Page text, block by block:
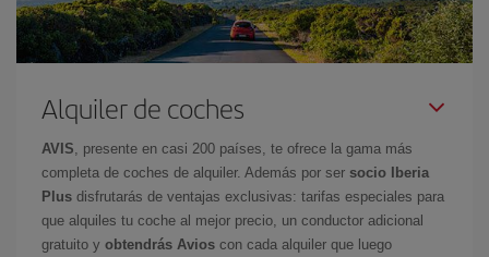
Alquiler de coches
AVIS , presente en casi 200 países, te ofrece la gama más
completa de coches de alquiler. Además por ser socio Iberia
Plus disfrutarás de ventajas exclusivas: tarifas especiales para
que alquiles tu coche al mejor precio, un conductor adicional
gratuito y obtendrás Avios con cada alquiler que luego